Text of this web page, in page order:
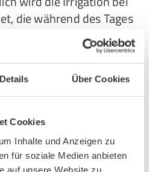
Details Über Cookies
Cookies
Inhalte und Anzeigen zu
für soziale Medien anbieten
auf unsere Website zu
die während des Tages
tragen
die Irrigation
geeignet,
weitere Voraussetzungen
Irrigation kann auf die
zunächst
ein
Stomakappe oder ein